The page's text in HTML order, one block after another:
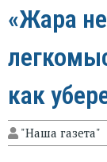
«Жара
как
"Наша газета"